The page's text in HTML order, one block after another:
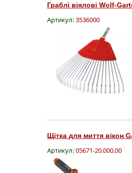
Граблі віялові Wolf-
Артикул:3536000
Щітка для миття вікон
Артикул:05671-20.000.00